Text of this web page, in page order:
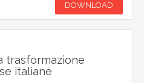
DOWNLOAD
trasformazione
italiane